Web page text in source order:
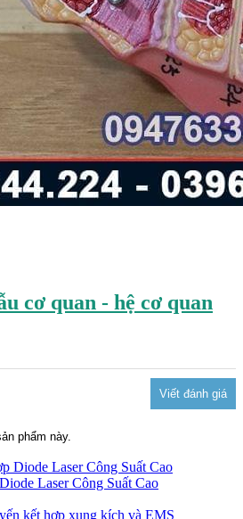
cơ quan - hệ cơ quan
phẩm này.
Laser Công Suất Cao